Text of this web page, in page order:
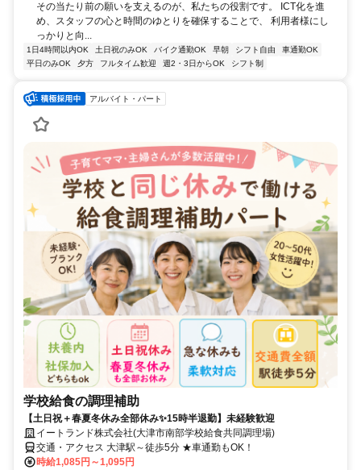
その当たり前の願いを支えるのが、私たちの役割です。 ICT化を進
め、スタッフの心と時間のゆとりを確保することで、 利用者様にし
っかりと向...
1日4時間以内OK 土日祝のみOK バイク通勤OK 早朝 シフト自由
車通勤OK
平日のみOK
夕方 フルタイム歓迎 週2・3日からOK シフト制
アルバイト・パート
学校給食の調理補助
【土日祝＋春夏冬休み全部休み✨15時半退勤】未経験歓迎
イートランド株式会社(大津市南部学校給食共同調理場)
交通・アクセス 大津駅～徒歩5分 ★車通勤もOK！
時給1,085円～1,095円